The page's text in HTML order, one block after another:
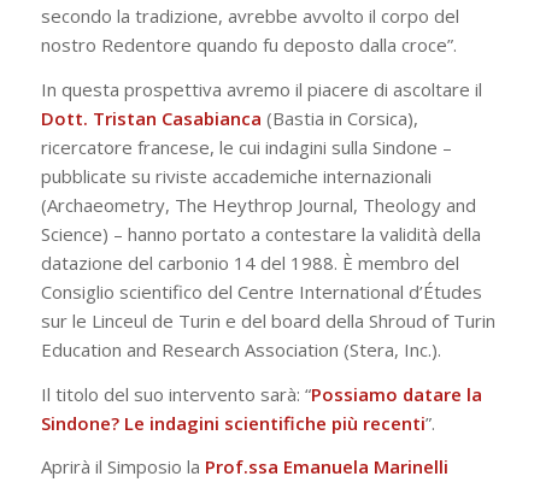
secondo la tradizione, avrebbe avvolto il corpo del
nostro Redentore quando fu deposto dalla croce”.
In questa prospettiva avremo il piacere di ascoltare il
Dott. Tristan Casabianca (Bastia in Corsica),
ricercatore francese, le cui indagini sulla Sindone –
pubblicate su riviste accademiche internazionali
(Archaeometry, The Heythrop Journal, Theology and
Science) – hanno portato a contestare la validità della
datazione del carbonio 14 del 1988. È membro del
Consiglio scientifico del Centre International d’Études
sur le Linceul de Turin e del board della Shroud of Turin
Education and Research Association (Stera, Inc.).
Il titolo del suo intervento sarà: “Possiamo datare la
Sindone? Le indagini scientifiche più recenti”.
Aprirà il Simposio la Prof.ssa Emanuela Marinelli